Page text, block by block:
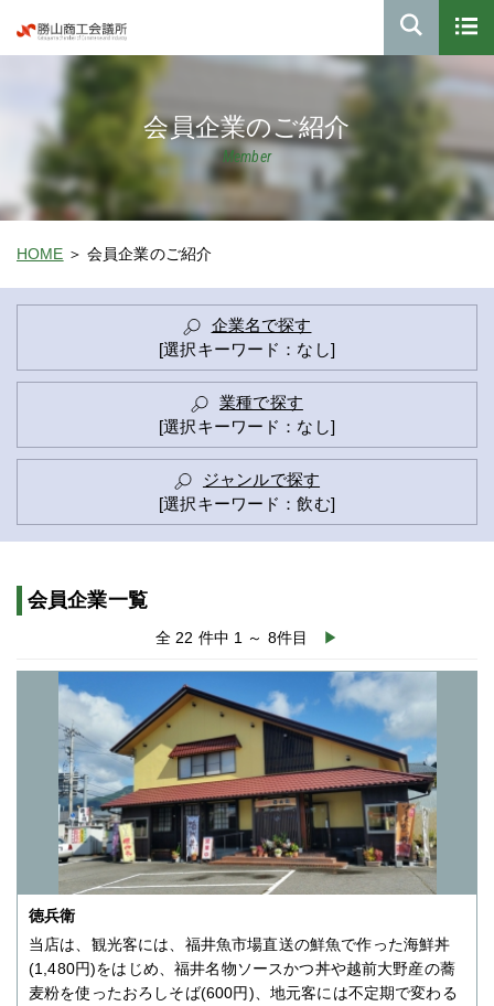
会員企業のご紹介
Member
HOME 会員企業のご紹介
企業名で探す
[選択キーワード：なし]
業種で探す
[選択キーワード：なし]
ジャンルで探す
[選択キーワード：飲む]
会員企業一覧
全 22 件中 1 ～ 8件目 ▶
徳兵衛
当店は、観光客には、福井魚市場直送の鮮魚で作った海鮮丼
(1,480円)をはじめ、福井名物ソースかつ丼や越前大野産の蕎
麦粉を使ったおろしそば(600円)、地元客には不定期で変わる